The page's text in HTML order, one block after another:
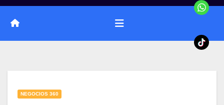
NEGOCIOS 360